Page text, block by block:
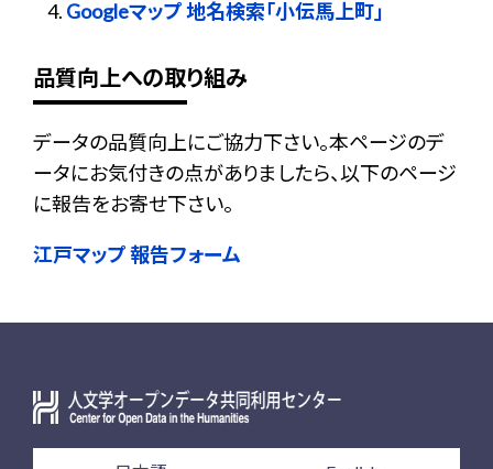
Googleマップ 地名検索「小伝馬上町」
品質向上への取り組み
データの品質向上にご協力下さい。本ページのデ
ータにお気付きの点がありましたら、以下のページ
に報告をお寄せ下さい。
江戸マップ 報告フォーム